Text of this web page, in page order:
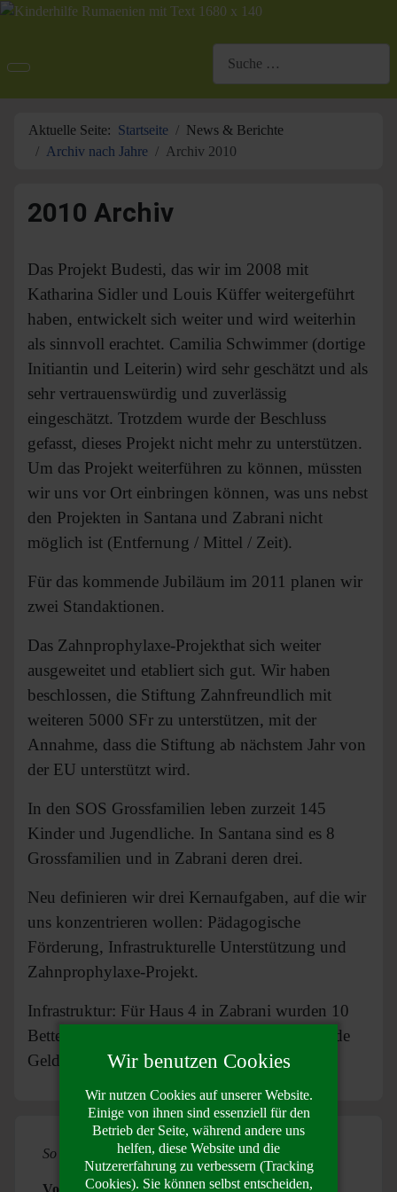
So können Sie Kiru unterstützen
Volontärin /Volontär
Aktuelle Seite: Startseite
News & Berichte
Archiv nach Jahre
Archiv 2010
2010 Archiv
Das Projekt Budesti, das wir im 2008 mit
Katharina Sidler und Louis Küffer weitergeführt
haben, entwickelt sich weiter und wird weiterhin
als sinnvoll erachtet. Camilia Schwimmer (dortige
Initiantin und Leiterin) wird sehr geschätzt und als
sehr vertrauenswürdig und zuverlässig
eingeschätzt. Trotzdem wurde der Beschluss
gefasst, dieses Projekt nicht mehr zu unterstützen.
Um das Projekt weiterführen zu können, müssten
wir uns vor Ort einbringen können, was uns nebst
den Projekten in Santana und Zabrani nicht
möglich ist (Entfernung / Mittel / Zeit).
Für das kommende Jubiläum im 2011 planen wir
zwei Standaktionen.
Das Zahnprophylaxe-Projekthat sich weiter
ausgeweitet und etabliert sich gut. Wir haben
beschlossen, die Stiftung Zahnfreundlich mit
weiteren 5000 SFr zu unterstützen, mit der
Annahme, dass die Stiftung ab nächstem Jahr von
der EU unterstützt wird.
In den SOS Grossfamilien leben zurzeit 145
Kinder und Jugendliche. In Santana sind es 8
Grossfamilien und in Zabrani deren drei.
Neu definieren wir drei Kernaufgaben, auf die wir
uns konzentrieren wollen: Pädagogische
Förderung, Infrastrukturelle Unterstützung und
Zahnprophylaxe-Projekt.
Infrastruktur: Für Haus 4 in Zabrani wurden 10
Betten bezahlt. Für alle 11 Grossfamilien wurde
Geld für Saatgut gespendet.
Wir benutzen Cookies
Wir nutzen Cookies auf unserer Website.
Einige von ihnen sind essenziell für den
Betrieb der Seite, während andere uns
helfen, diese Website und die
Nutzererfahrung zu verbessern (Tracking
Cookies). Sie können selbst entscheiden,